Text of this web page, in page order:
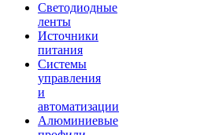
Светодиодные
ленты
Источники
питания
Системы
управления
и
автоматизации
Алюминиевые